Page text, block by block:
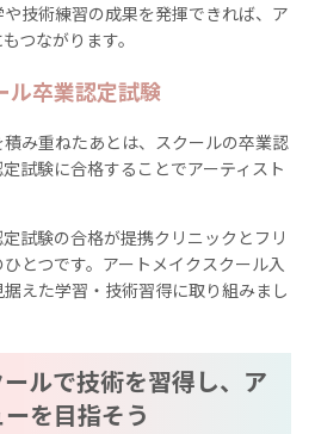
技術練習の成果を発揮できれば、ア
つながります。
ル卒業認定試験
み重ねたあとは、スクールの卒業認
試験に合格することでアーティスト
試験の合格が提携クリニックとフリ
とつです。アートメイクスクール入
えた学習・技術習得に取り組みまし
ルで技術を習得し、ア
を目指そう